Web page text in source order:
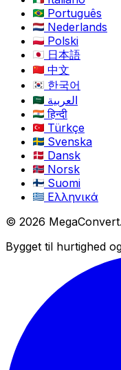
Português
Nederlands
Polski
日本語
中文
한국어
العربية
हिन्दी
Türkçe
Svenska
Dansk
Norsk
Suomi
Ελληνικά
© 2026
Bygget til hurtighed